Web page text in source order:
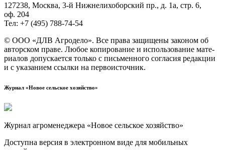
127238, Москва, 3‑й Ниж­не­ли­хо­бор­ский пр., д. 1а, стр. 6,
оф. 204
Тел: +7 (495) 788‑74‑54
© ООО «ДЛВ Агро­де­ло». Все пра­ва защи­ще­ны зако­ном об
автор­ском пра­ве. Любое копи­ро­ва­ние и исполь­зо­ва­ние мате­
ри­а­лов допус­ка­ет­ся толь­ко с пись­мен­но­го согла­сия редак­ции
и с ука­за­ни­ем ссыл­ки на первоисточник.
Журнал «Новое сельское хозяйство»
Журнал агроменеджера «Новое сельское хозяйство»
Доступна версия в электронном виде для мобильных